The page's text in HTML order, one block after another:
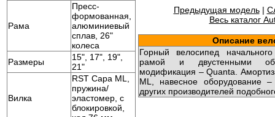
Рама
Пресс-
формованная,
алюминиевый
сплав, 26"
колеса
Размеры
15", 17", 19",
21"
Вилка
RST Capa ML,
пружина/
эластомер, с
блокировкой,
Предыдущая модель|
Весь каталог
Описание
Горный велосипед
рамой и двустенными
модификация – Quanta.
ML, навесное оборудование
других производителей